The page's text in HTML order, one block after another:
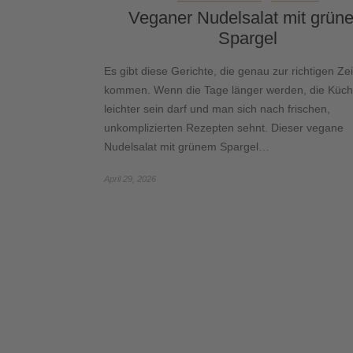
Veganer Nudelsalat mit
Spargel
Es gibt diese Gerichte, die genau zur richtigen
kommen. Wenn die Tage länger werden, die
leichter sein darf und man sich nach frischen,
unkomplizierten Rezepten sehnt. Dieser vegane
Nudelsalat mit grünem Spargel…
April 29, 2026